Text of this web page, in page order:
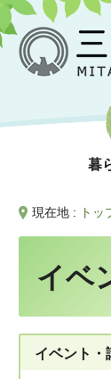
暮
現在地 : トッ
イベ
イベント・